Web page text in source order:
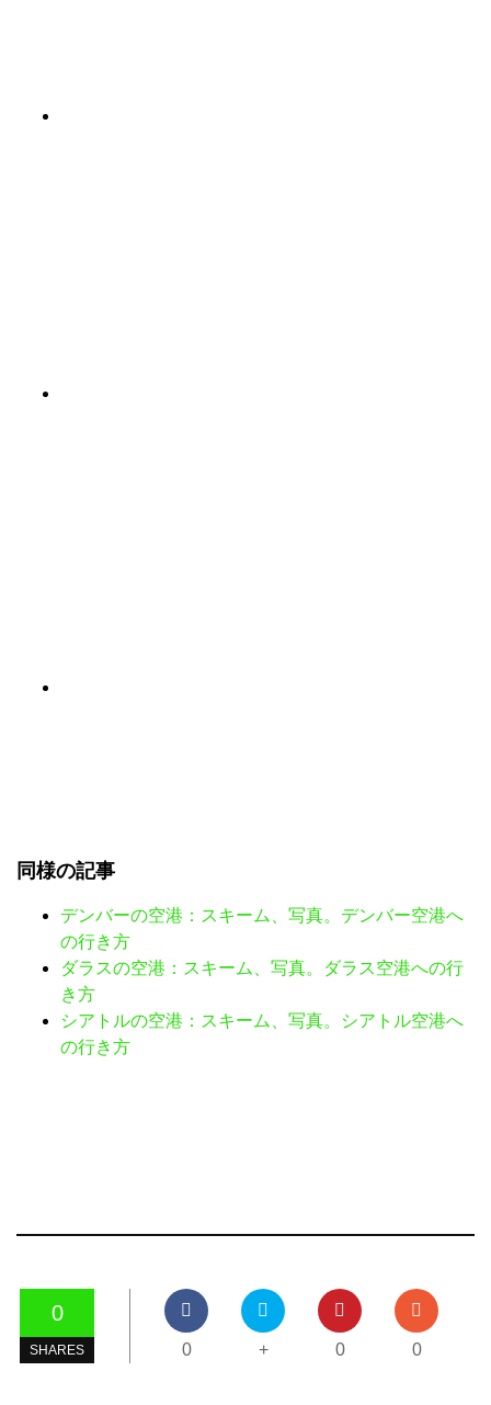
同様の記事
デンバーの空港：スキーム、写真。デンバー空港へ
の行き方
ダラスの空港：スキーム、写真。ダラス空港への行
き方
シアトルの空港：スキーム、写真。シアトル空港へ
の行き方
0
SHARES 0 + 0 0